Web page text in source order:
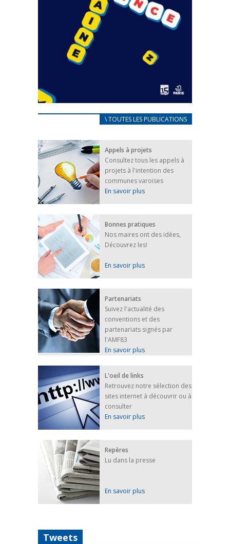
CARNET D’ACCUEIL
25 avril 2022
Afin d’accompagner au mieux les réfugiés
ukrainiens arrivés en France,...
FEUILLETER
\ TOUTES LES PUBLICATIONS
Appels à projets
Consultez tous les appels à
projets à l'intention des
communes varoises
En savoir plus
Bonnes pratiques
Nos maires ont des idées,
Découvrez les!
En savoir plus
Partenariats
Suivez l'actualité des
conventions et des
partenariats signés par
l'AMF83
En savoir plus
L'oeil de links
Retrouvez notre sélection des
sites internet à découvrir ou à
consulter
En savoir plus
Repères
Lu dans la presse
En savoir plus
Tweets